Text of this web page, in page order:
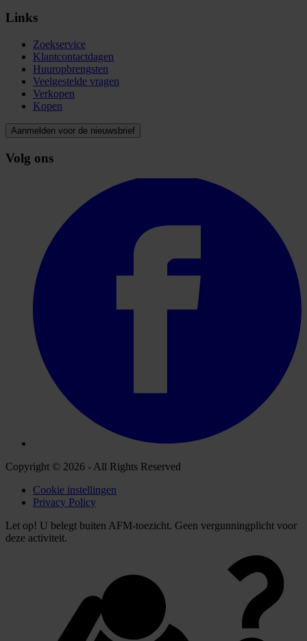
Links
Zoekservice
Klantcontactdagen
Huuropbrengsten
Veelgestelde vragen
Verkopen
Kopen
Aanmelden voor de nieuwsbrief
Volg ons
Copyright © 2026 - All Rights Reserved
Cookie instellingen
Privacy Policy
Let op! U belegt buiten AFM-toezicht. Geen vergunningplicht voor
deze activiteit.